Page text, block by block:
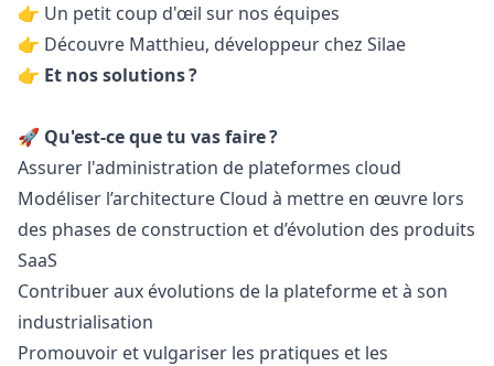
👉 Un petit coup d'œil sur nos équipes
👉 Découvre Matthieu, développeur chez Silae
👉 Et nos solutions ?
🚀 Qu'est-ce que tu vas faire ?
Assurer l'administration de plateformes cloud
Modéliser l’architecture Cloud à mettre en œuvre lors
des phases de construction et d’évolution des produits
SaaS
Contribuer aux évolutions de la plateforme et à son
industrialisation
Promouvoir et vulgariser les pratiques et les